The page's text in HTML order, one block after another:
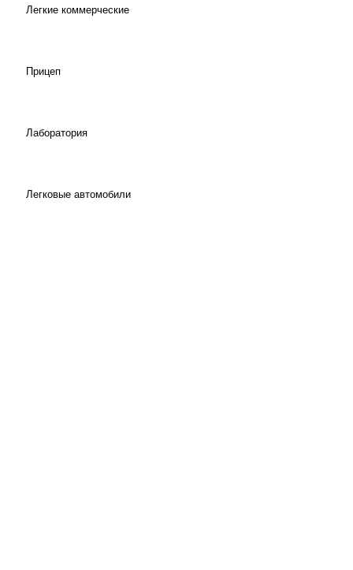
Легкие коммерческие
Прицеп
Лаборатория
Легковые автомобили